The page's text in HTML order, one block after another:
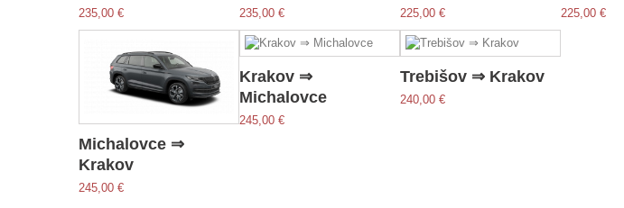
235,00 € 235,00 € 225,00 € 225,00 €
Michalovce ⇒
Krakov
245,00 €
Krakov ⇒
Michalovce
245,00 €
Trebišov ⇒ Krakov
240,00 €